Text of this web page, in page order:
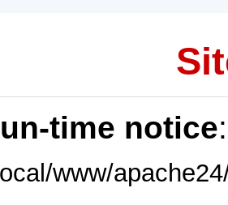
time notice
www/